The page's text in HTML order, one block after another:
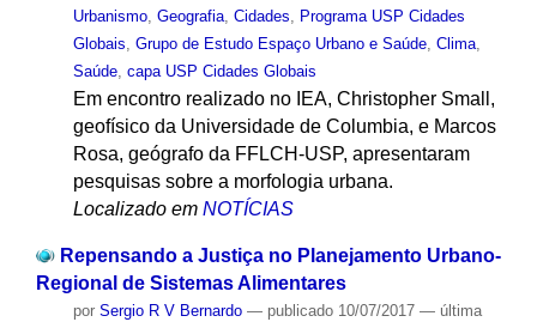
Urbanismo, Geografia, Cidades, Programa USP Cidades
Globais, Grupo de Estudo Espaço Urbano e Saúde, Clima,
Saúde, capa USP Cidades Globais
Em encontro realizado no IEA, Christopher Small,
geofísico da Universidade de Columbia, e Marcos
Rosa, geógrafo da FFLCH-USP, apresentaram
pesquisas sobre a morfologia urbana.
Localizado em NOTÍCIAS
Repensando a Justiça no Planejamento Urbano-
Regional de Sistemas Alimentares
por Sergio R V Bernardo — publicado10/07/2017 — última